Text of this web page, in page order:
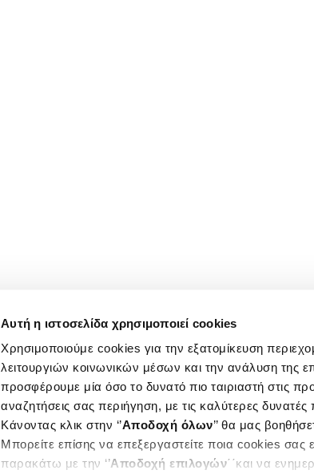
Αυτή η ιστοσελίδα χρησιμοποιεί cookies
Χρησιμοποιούμε cookies για την εξατομίκευση
λειτουργιών κοινωνικών μέσων και την ανάλυση της
προσφέρουμε μία όσο το δυνατό πιο ταιριαστή στις
αναζητήσεις σας περιήγηση, με τις καλύτερες δυνατές
Κάνοντας κλικ στην ‘’Αποδοχή όλων’’ θα μας
Μπορείτε επίσης να επεξεργαστείτε ποια cookies σας
παρακάτω με την ‘’Αποδοχή επιλογών΄΄και να